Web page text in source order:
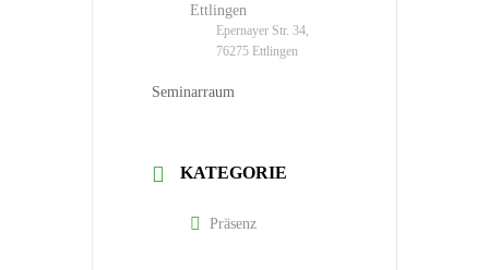
Ettlingen
Epernayer Str. 34,
76275 Ettlingen
Seminarraum
KATEGORIE
Präsenz